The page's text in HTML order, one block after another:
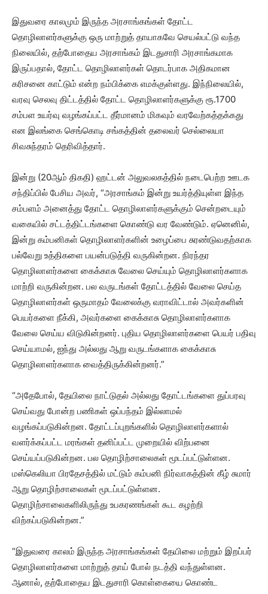
இதுவரை காலமும் இருந்த அரசாங்கங்கள் தோட்ட
தொழிலாளர்களுக்கு ஒரு மாற்றுத் தாயாகவே செயல்பட்டு வந்த
நிலையில், தற்போதைய அரசாங்கம் இடதுசாரி அரசாங்கமாக
இருப்பதால், தோட்ட தொழிலாளர்கள் தொடர்பாக அதிகமான
கரிசனை காட்டும் என்ற நம்பிக்கை எமக்குள்ளது. இந்நிலையில்,
வரவு செலவு திட்டத்தில் தோட்ட தொழிலாளர்களுக்கு ரூ.1700
சம்பள உயர்வு வழங்கப்பட்ட தீர்மானம் மிகவும் வரவேற்கத்தக்கது
என இலங்கை செங்கொடி சங்கத்தின் தலைவர் செல்லையா
சிவசுந்தரம் தெரிவித்தார்.
இன்று (20ஆம் திகதி) ஹட்டன் அலுவலகத்தில் நடைபெற்ற ஊடக
சந்திப்பில் பேசிய அவர், “அரசாங்கம் இன்று உயர்த்தியுள்ள இந்த
சம்பளம் அனைத்து தோட்ட தொழிலாளர்களுக்கும் சென்றடையும்
வகையில் சட்டத்திட்டங்களை கொண்டு வர வேண்டும். ஏனெனில்,
இன்று கம்பனிகள் தொழிலாளர்களின் உழைப்பை சுரண்டுவதற்காக
பல்வேறு உத்திகளை பயன்படுத்தி வருகின்றன. நிரந்தர
தொழிலாளர்களை கைக்காசு வேலை செய்யும் தொழிலாளர்களாக
மாற்றி வருகின்றன. பல வருடங்கள் தோட்டத்தில் வேலை செய்த
தொழிலாளர்கள் ஒருமாதம் வேலைக்கு வராவிட்டால் அவர்களின்
பெயர்களை நீக்கி, அவர்களை கைக்காசு தொழிலாளர்களாக
வேலை செய்ய விடுகின்றனர். புதிய தொழிலாளர்களை பெயர் பதிவு
செய்யாமல், ஐந்து அல்லது ஆறு வருடங்களாக கைக்காசு
தொழிலாளர்களாக வைத்திருக்கின்றனர்.”
“அதேபோல், தேயிலை நாட்டுதல் அல்லது தோட்டங்களை துப்பரவு
செய்வது போன்ற பணிகள் ஒப்பந்தம் இல்லாமல்
வழங்கப்படுகின்றன. தோட்டப்புறங்களில் தொழிலாளர்களால்
வளர்க்கப்பட்ட மரங்கள் தனிப்பட்ட முறையில் விற்பனை
செய்யப்படுகின்றன. பல தொழிற்சாலைகள் மூடப்பட்டுள்ளன.
மஸ்கெலியா பிரதேசத்தில் மட்டும் கம்பனி நிர்வாகத்தின் கீழ் சுமார்
ஆறு தொழிற்சாலைகள் மூடப்பட்டுள்ளன.
தொழிற்சாலைகளிலிருந்து உபகரணங்கள் கூட கழற்றி
விற்கப்படுகின்றன.”
“இதுவரை காலம் இருந்த அரசாங்கங்கள் தேயிலை மற்றும் இறப்பர்
தொழிலாளர்களை மாற்றுத் தாய் போல் நடத்தி வந்துள்ளன.
ஆனால், தற்போதைய இடதுசாரி கொள்கையை கொண்ட